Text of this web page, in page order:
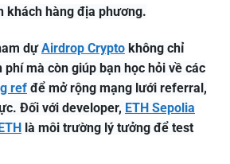
khách hàng địa phương.
dựAirdrop Crypto không chỉ
mà còn giúp bạn học hỏi về các
ref để mở rộng mạng lưới referral,
Đối với developer, ETH Sepolia
là môi trường lý tưởng để test